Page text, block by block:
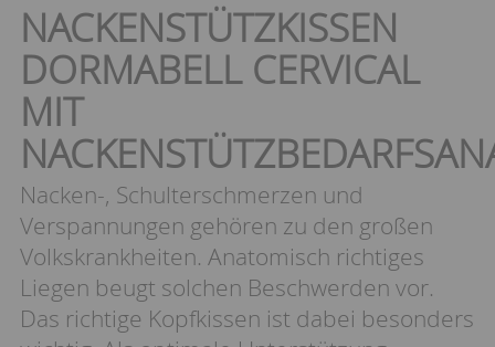
NACKENSTÜTZKISSEN
DORMABELL CERVICAL
MIT
Nacken-, Schulterschmerzen und
Verspannungen gehören zu den großen
Volkskrankheiten. Anatomisch richtiges
Liegen beugt solchen Beschwerden vor.
Das richtige Kopfkissen ist dabei besonders